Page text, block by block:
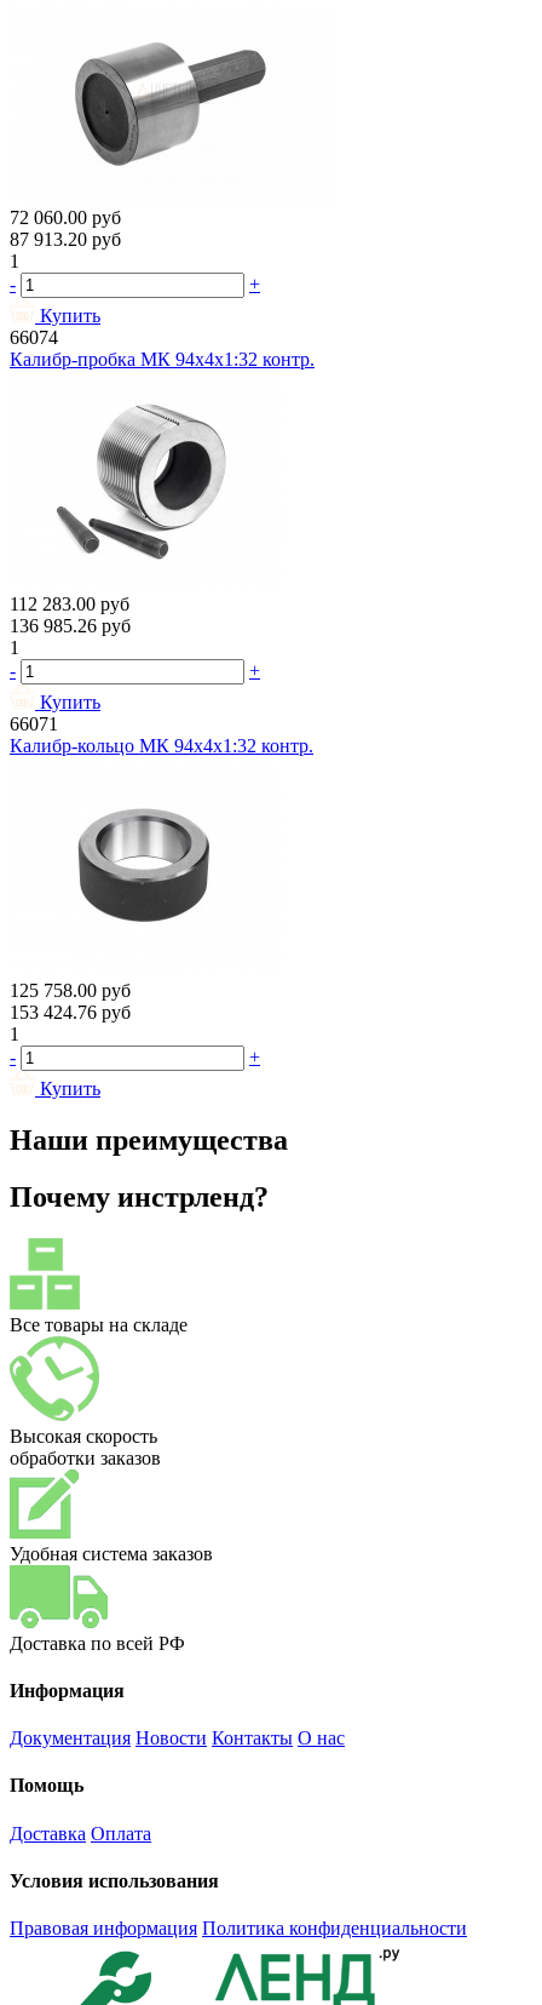
72 060.00 руб
87 913.20 руб
1
-
+
Купить
66074
Калибр-пробка МК 94х4х1:32 контр.
112 283.00 руб
136 985.26 руб
1
-
+
Купить
66071
Калибр-кольцо МК 94х4х1:32 контр.
125 758.00 руб
153 424.76 руб
1
-
+
Купить
Наши преимущества
Почему инстрленд?
Все товары на складе
Высокая скорость
обработки заказов
Удобная система заказов
Доставка по всей РФ
Информация
Документация Новости Контакты О нас
Помощь
Доставка Оплата
Условия использования
Правовая информация Политика конфиденциальности